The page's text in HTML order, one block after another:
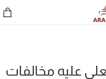
عليه مخالفات